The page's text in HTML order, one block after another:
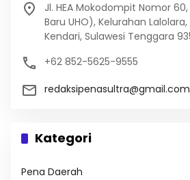
Jl. HEA Mokodompit Nomor
Baru UHO), Kelurahan
Kendari, Sulawesi Tenggara
+62 852-5625-9555
redaksipenasultra@gmail.com
Kategori
Pena Daerah